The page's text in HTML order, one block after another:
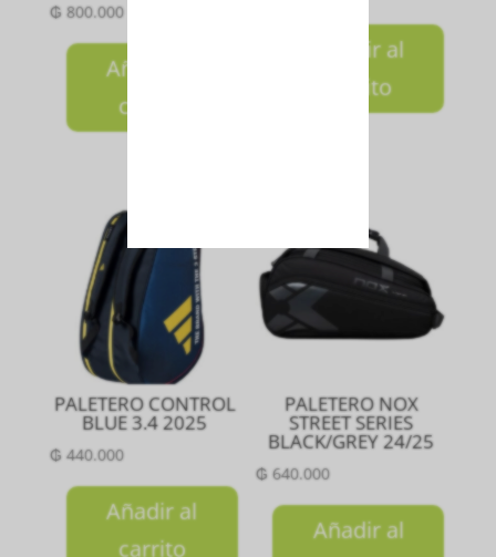
₲800.000
Añadir al
carrito
Añadir al
carrito
PALETERO CONTROL
BLUE 3.4 2025
₲440.000
Añadir al
carrito
PALETERO NOX
STREET SERIES
BLACK/GREY 24/25
₲ 640.000
Añadir al